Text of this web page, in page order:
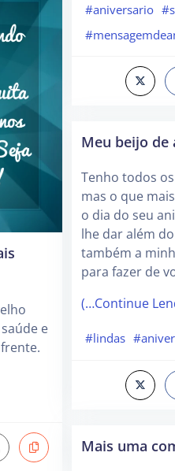
e
#aniversario
Meu beijo de
Tenho todos
mas o que
o dia do seu
lhe dar além
também a
para fazer de
(…Continue
#lindas
Mais uma